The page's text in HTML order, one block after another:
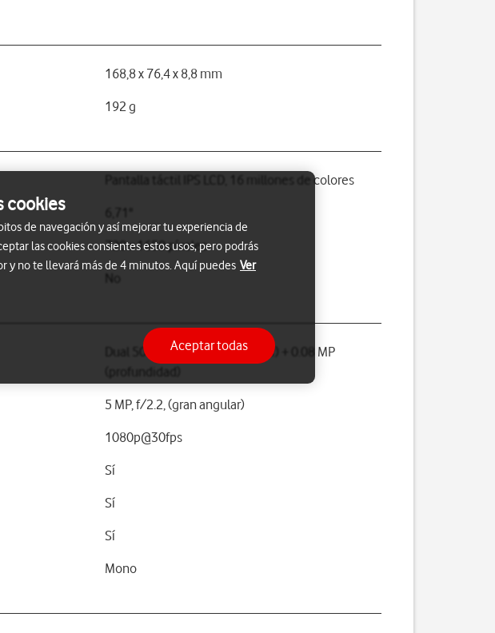
168,8 x 76,4 x 8,8 mm
192 g
Pantalla táctil IPS LCD, 16 millones de colores
720 x 1650 píxeles
Dual 50 MP, f/1.8, (gran angular) + 0.08 MP
5 MP, f/2.2, (gran angular)
1080p@30fps
Sí
Sí
Sí
Mono
cookies
de navegación y así mejorar tu experiencia de
las cookies consientes estos usos, pero podrás
y no te llevará más de 4 minutos. Aquí puedes Ver
Aceptar todas